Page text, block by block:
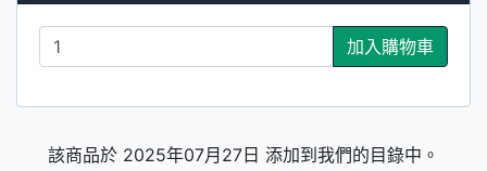
加入購物車
該商品於 2025年07月27日 添加到我們的目錄中。